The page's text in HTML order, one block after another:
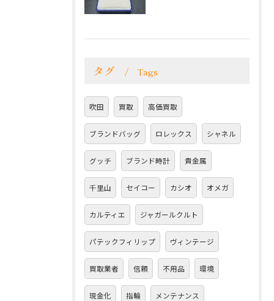
タグ Tags
吹田 買取 高価買取
ブランドバッグ ロレックス シャネル
グッチ ブランド時計 貴金属
千里山 セイコー カシオ オメガ
カルティエ ジャガールクルト
パテックフィリップ ヴィンテージ
買取業者 信頼 不用品 環境
現金化 指輪 メンテナンス